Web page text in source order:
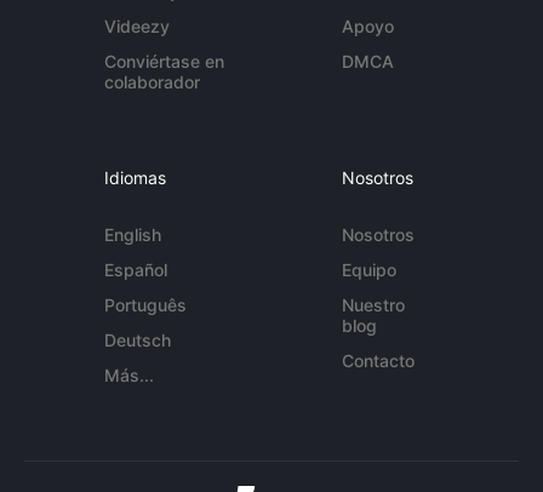
Videezy
Conviértase en
colaborador
Apoyo
DMCA
Idiomas
English
Español
Português
Deutsch
Más...
Nosotros
Nosotros
Equipo
Nuestro
blog
Contacto